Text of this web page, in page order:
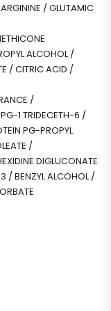
/ GLUTAMIC
ALCOHOL /
/ CITRIC ACID /
/
1 TRIDECETH-6 /
PG-PROPYL
/
DIGLUCONATE
/ BENZYL ALCOHOL /